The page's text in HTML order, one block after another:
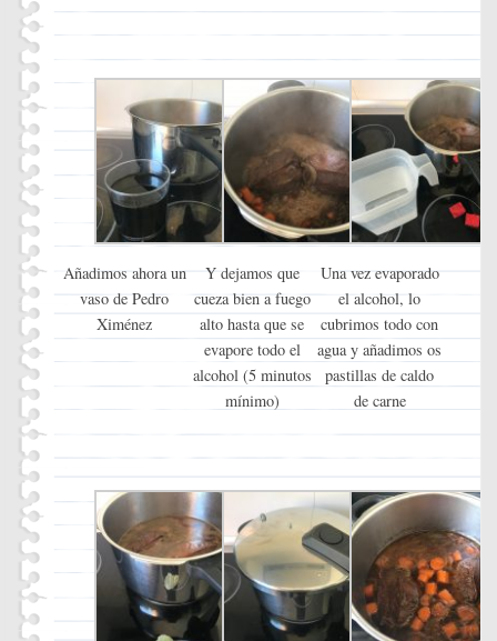
Añadimos ahora un
vaso de Pedro
Ximénez
Y dejamos que
cueza bien a fuego
alto hasta que se
evapore todo el
alcohol (5 minutos
mínimo)
Una vez evaporado
el alcohol, lo
cubrimos todo con
agua y añadimos os
pastillas de caldo
de carne